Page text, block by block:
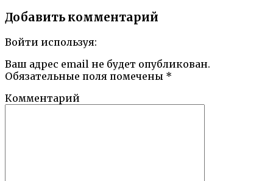
Добавить комментарий
Войти используя:
Ваш адрес email не будет опубликован.
Обязательные поля помечены *
Комментарий